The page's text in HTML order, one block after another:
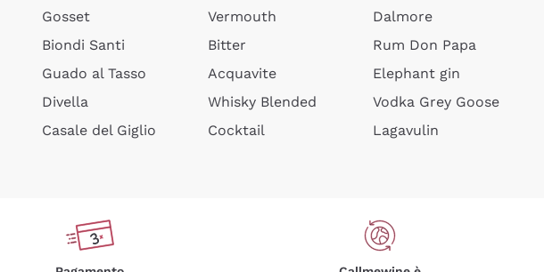
Gosset
Biondi Santi
Guado al Tasso
Divella
Casale del Giglio
Vermouth
Bitter
Acquavite
Whisky Blended
Cocktail
Dalmore
Rum Don Papa
Elephant gin
Vodka Grey Goose
Lagavulin